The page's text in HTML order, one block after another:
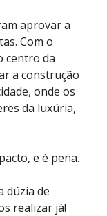
aprovar a
Com o
centro da
a construção
onde os
da luxúria,
e é pena.
dúzia de
realizar já!